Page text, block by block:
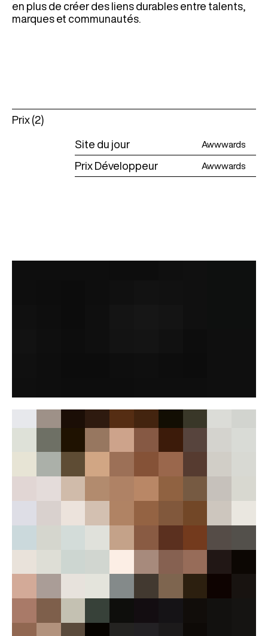
en plus de créer des liens durables entre talents,
marques et communautés.
Prix (2)
Site du jour Awwwards
Prix Développeur Awwwards